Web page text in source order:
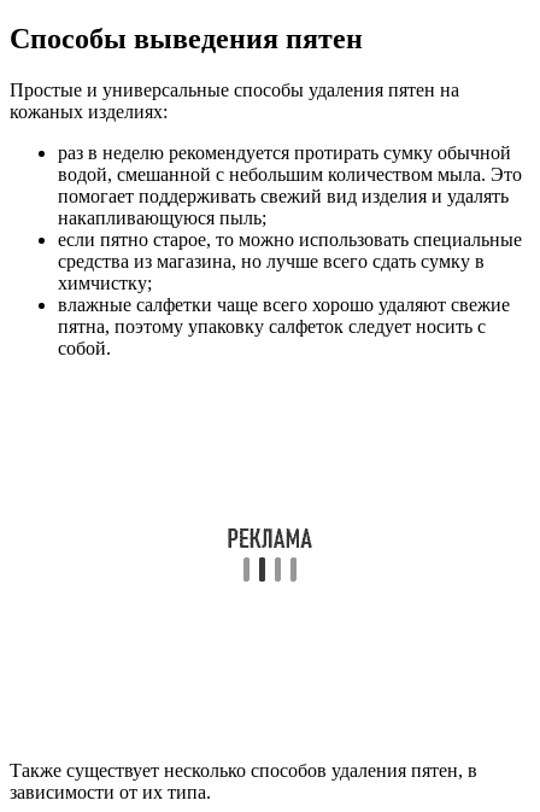
Способы выведения пятен
Простые и универсальные способы удаления пятен на
кожаных изделиях:
раз в неделю рекомендуется протирать сумку обычной
водой, смешанной с небольшим количеством мыла. Это
помогает поддерживать свежий вид изделия и удалять
накапливающуюся пыль;
если пятно старое, то можно использовать специальные
средства из магазина, но лучше всего сдать сумку в
химчистку;
влажные салфетки чаще всего хорошо удаляют свежие
пятна, поэтому упаковку салфеток следует носить с
собой.
Также существует несколько способов удаления пятен, в
зависимости от их типа.